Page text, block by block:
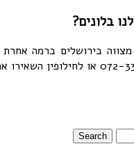
בלונים?
בירושלים ברמה